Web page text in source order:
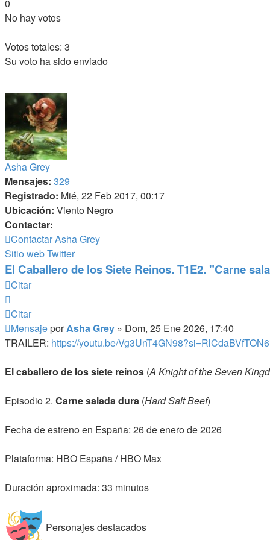
0
No hay votos
Votos totales: 3
Su voto ha sido enviado
Asha Grey
Mensajes: 329
Registrado: Mié, 22 Feb 2017, 00:17
Ubicación: Viento Negro
Contactar:
Contactar Asha Grey
Sitio webTwitter
El Caballero de los Siete Reinos. T1E2. "Carne
Citar
Citar
MensajeporAsha Grey » Dom, 25 Ene 2026, 17:40
TRAILER: https://youtu.be/
El caballero de los siete reinos (A Knight of the Seven
Episodio 2. Carne salada dura (Hard Salt Beef)
Fecha de estreno en España: 26 de enero de 2026
Plataforma: HBO España / HBO Max
Duración aproximada: 33 minutos
Personajes destacados